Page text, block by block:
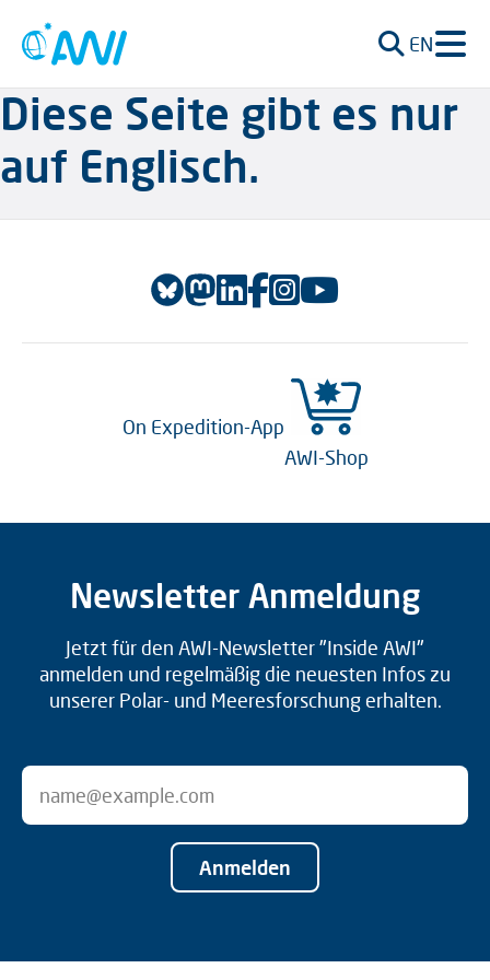
EN
Diese Seite gibt es nur
auf Englisch.
On Expedition-App
AWI-Shop
Newsletter Anmeldung
Jetzt für den AWI-Newsletter "Inside AWI"
anmelden und regelmäßig die neuesten Infos zu
unserer Polar- und Meeresforschung erhalten.
Anmelden